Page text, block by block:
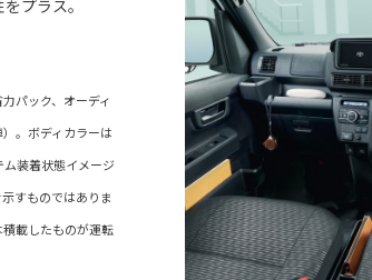
プラス。
パック、オーディ
。ボディカラーは
装着状態イメージ
すものではありま
載したものが運転